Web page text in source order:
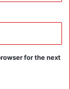
for the next